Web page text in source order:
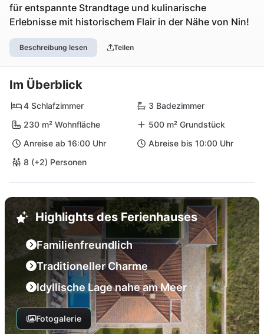
für entspannte Strandtage und kulinarische
Erlebnisse mit historischem Flair in der Nähe von Nin!
Beschreibung lesen Teilen
Im Überblick
4 Schlafzimmer
3 Badezimmer
230 m² Wohnfläche
500 m² Grundstück
Anreise ab 16:00 Uhr
Abreise bis 10:00 Uhr
8 (+2) Personen
Highlights des Ferienhauses
Familienfreundlich
Traditioneller Charme
Idyllische Lage nahe am Meer
Fotogalerie